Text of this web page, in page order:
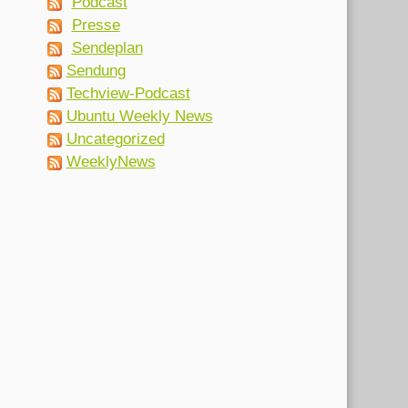
Presse
Sendeplan
Sendung
Techview-Podcast
Ubuntu Weekly News
Uncategorized
WeeklyNews